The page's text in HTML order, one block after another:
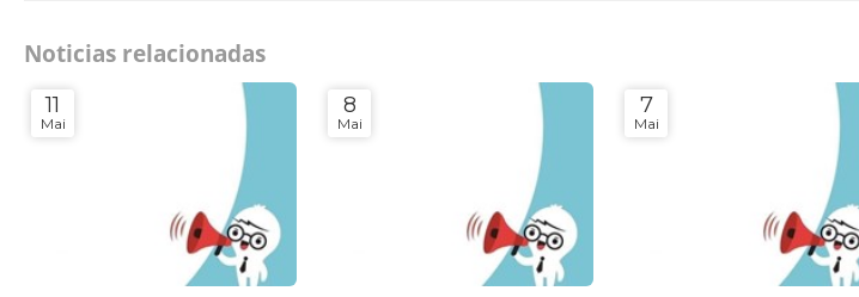
Noticias relacionadas
11
Mai
8
Mai
7
Mai